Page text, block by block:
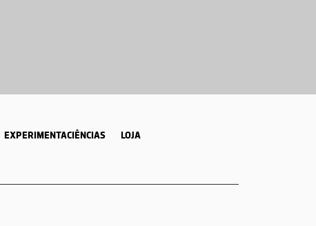
EXPERIMENTACIÊNCIAS LOJA